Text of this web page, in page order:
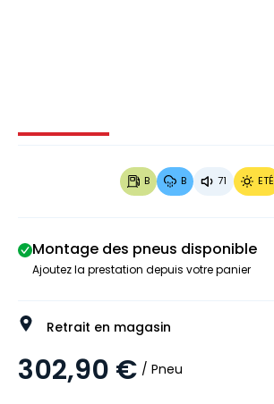
Image 1 sur 3
B B 71 ETÉ
Montage des pneus disponible
Ajoutez la prestation depuis votre panier
Retrait en magasin
302,90 € / Pneu